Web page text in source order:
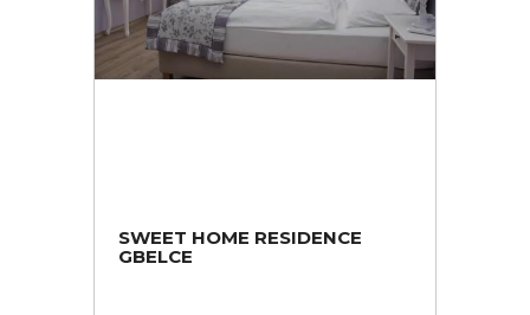
SWEET HOME RESIDENCE
GBELCE